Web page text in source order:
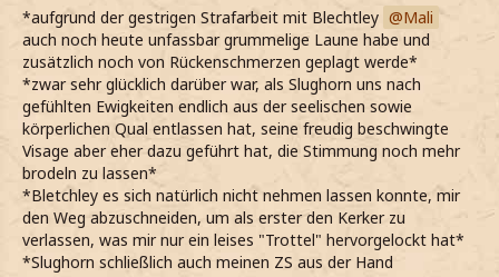
*aufgrund der gestrigen Strafarbeit mit Blechtley
Mali
auch noch heute unfassbar grummelige Laune habe und
zusätzlich noch von Rückenschmerzen geplagt werde*
*zwar sehr glücklich darüber war, als Slughorn uns nach
gefühlten Ewigkeiten endlich aus der seelischen sowie
körperlichen Qual entlassen hat, seine freudig beschwingte
Visage aber eher dazu geführt hat, die Stimmung noch mehr
brodeln zu lassen*
*Bletchley es sich natürlich nicht nehmen lassen konnte, mir
den Weg abzuschneiden, um als erster den Kerker zu
verlassen, was mir nur ein leises "Trottel" hervorgelockt hat*
*Slughorn schließlich auch meinen ZS aus der Hand